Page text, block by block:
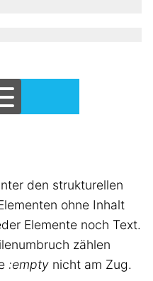
den strukturellen
ohne Inhalt
Elemente noch Text.
zählen
:empty nicht am Zug.